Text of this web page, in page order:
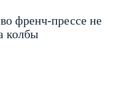
френч-прессе не
колбы